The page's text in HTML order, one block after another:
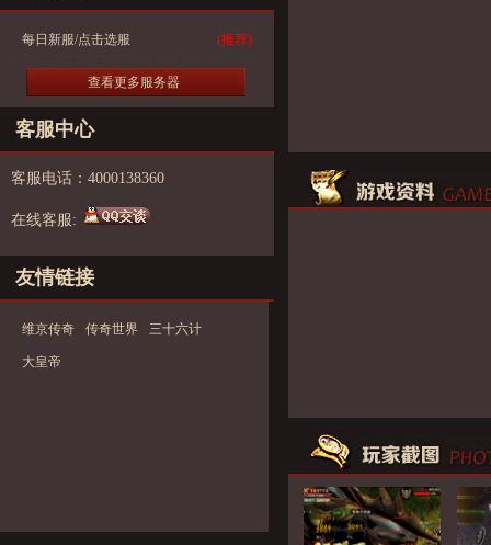
每日新服/点击选服 (推荐)
查看更多服务器
客服中心
客服电话：4000138360
在线客服:
友情链接
维京传奇 传奇世界 三十六计
大皇帝